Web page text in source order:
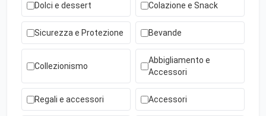
Dolci e dessert Colazione e Snack
Sicurezza e Protezione Bevande
Collezionismo
Abbigliamento e
Accessori
Regali e accessori Accessori